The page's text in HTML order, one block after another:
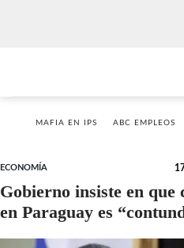
MAFIA EN IPS ABC EMPLEOS
ECONOMÍA
Gobierno insiste en que
en Paraguay es